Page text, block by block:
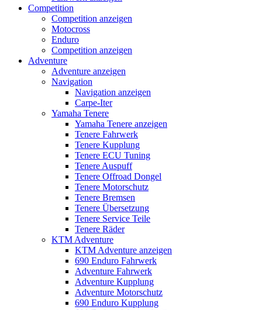
Competition
Competition anzeigen
Motocross
Enduro
Competition anzeigen
Adventure
Adventure anzeigen
Navigation
Navigation anzeigen
Carpe-Iter
Yamaha Tenere
Yamaha Tenere anzeigen
Tenere Fahrwerk
Tenere Kupplung
Tenere ECU Tuning
Tenere Auspuff
Tenere Offroad Dongel
Tenere Motorschutz
Tenere Bremsen
Tenere Übersetzung
Tenere Service Teile
Tenere Räder
KTM Adventure
KTM Adventure anzeigen
690 Enduro Fahrwerk
Adventure Fahrwerk
Adventure Kupplung
Adventure Motorschutz
690 Enduro Kupplung